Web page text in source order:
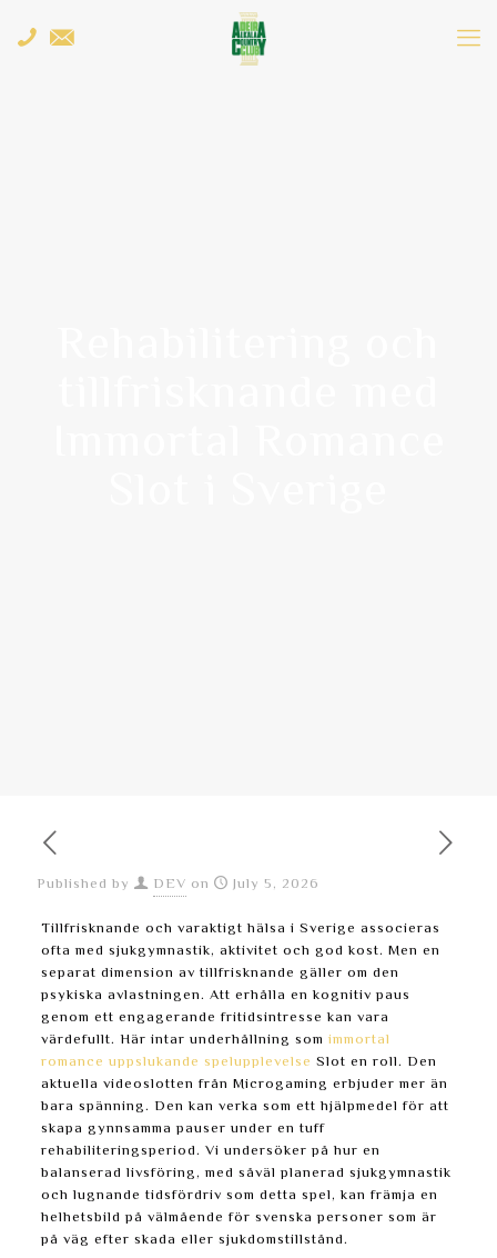
Published by DEV on
July 5, 2026
Tillfrisknande och varaktigt hälsa i Sverige associeras
ofta med sjukgymnastik, aktivitet och god kost. Men en
separat dimension av tillfrisknande gäller om den
psykiska avlastningen. Att erhålla en kognitiv paus
genom ett engagerande fritidsintresse kan vara
värdefullt. Här intar underhållning som immortal
romance uppslukande spelupplevelse Slot en roll. Den
aktuella videoslotten från Microgaming erbjuder mer än
bara spänning. Den kan verka som ett hjälpmedel för att
skapa gynnsamma pauser under en tuff
rehabiliteringsperiod. Vi undersöker på hur en
balanserad livsföring, med såväl planerad sjukgymnastik
och lugnande tidsfördriv som detta spel, kan främja en
helhetsbild på välmående för svenska personer som är
på väg efter skada eller sjukdomstillstånd.